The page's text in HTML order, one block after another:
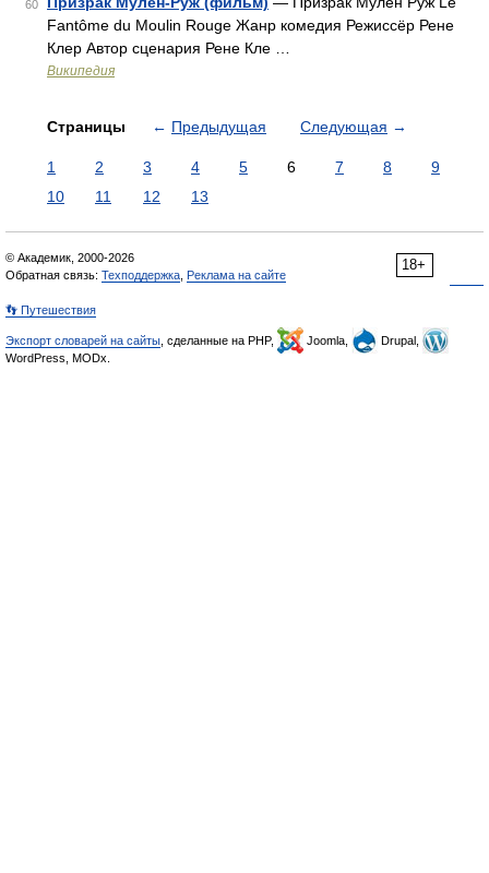
60
Fantôme du Moulin Rouge Жанр комедия Режиссёр Рене
Клер Автор сценария Рене Кле …
Википедия
Страницы ← Предыдущая Следующая →
1 2 3 4 5 6 7 8
9
10
11 12 13
18+
© Академик, 2000-2026
Обратная связь: Техподдержка Реклама на сайте
👣 Путешествия
Экспорт словарей на сайты , сделанные на PHP, Joomla,
Drupal,
WordPress, MODx.